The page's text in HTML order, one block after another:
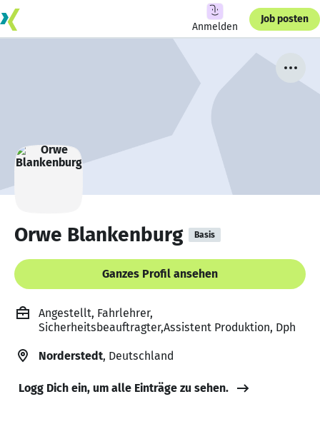
Anmelden
Job posten
Orwe Blankenburg Basis
Ganzes Profil ansehen
Angestellt, Fahrlehrer,
Sicherheitsbeauftragter,Assistent Produktion, Dph
Norderstedt, Deutschland
Logg Dich ein, um alle Einträge zu sehen.